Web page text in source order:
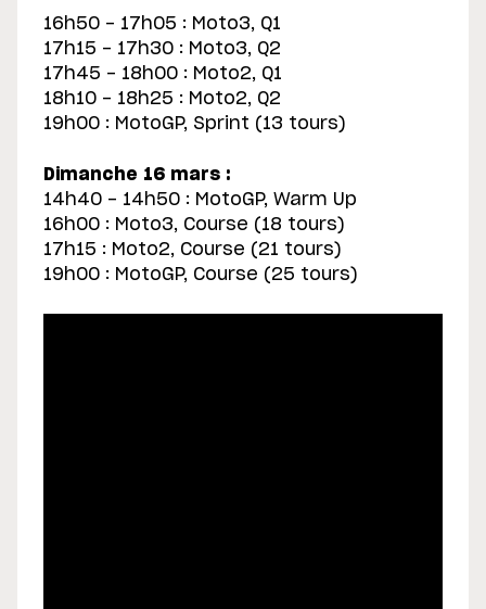
16h50 - 17h05 : Moto3, Q1
17h15 - 17h30 : Moto3, Q2
17h45 - 18h00 : Moto2, Q1
18h10 - 18h25 : Moto2, Q2
19h00 : MotoGP, Sprint (13 tours)
Dimanche 16 mars :
14h40 - 14h50 : MotoGP, Warm Up
16h00 : Moto3, Course (18 tours)
17h15 : Moto2, Course (21 tours)
19h00 : MotoGP, Course (25 tours)